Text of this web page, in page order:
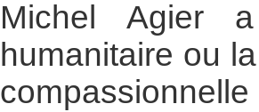
Michel Agier
humanitaire ou